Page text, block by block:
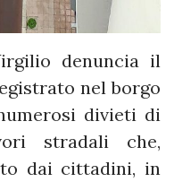
denuncia il
nel borgo
divieti di
stradali che,
dai cittadini, in